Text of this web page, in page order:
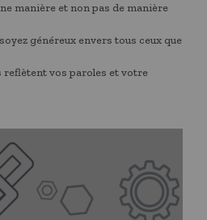
manière et non pas de manière
généreux envers tous ceux que
reflètent vos paroles et votre